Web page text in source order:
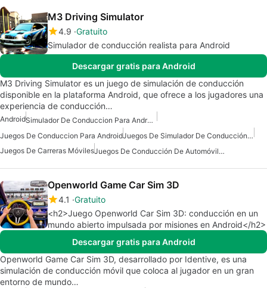
M3 Driving Simulator
4.9 Gratuito
Simulador de conducción realista para Android
Descargar gratis para Android
M3 Driving Simulator es un juego de simulación de conducción
disponible en la plataforma Android, que ofrece a los jugadores una
experiencia de conducción…
Android
Simulador De Conduccion Para Android
Juegos De Conduccion Para Android
Juegos De Simulador De Conducción Gratis
Juegos De Carreras Móviles
Juegos De Conducción De Automóviles Para Android
Openworld Game Car Sim 3D
4.1 Gratuito
<h2>Juego Openworld Car Sim 3D: conducción en un
mundo abierto impulsada por misiones en Android</h2>
Descargar gratis para Android
Openworld Game Car Sim 3D, desarrollado por Identive, es una
simulación de conducción móvil que coloca al jugador en un gran
entorno de mundo…